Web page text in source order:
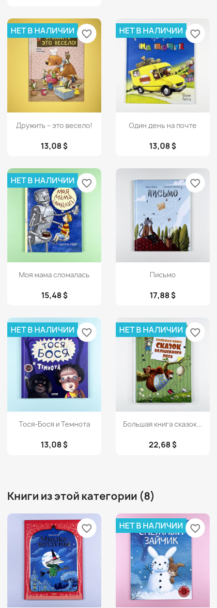
Просмотр
Дружить – это весело!
13,08 $
НЕТ В НАЛИЧИИ favorite_border
 Просмотр
Один день на почте
13,08 $
НЕТ В НАЛИЧИИ favorite_border
Просмотр
Моя мама сломалась
15,48 $
НЕТ В НАЛИЧИИ favorite_border
Просмотр
Письмо
17,88 $
favorite_border
Просмотр
Тося-Бося и Темнота
13,08 $
НЕТ В НАЛИЧИИ favorite_border
Просмотр
Большая книга сказок...
22,68 $
НЕТ В НАЛИЧИИ favorite_border
Книги из этой категории (8)
favorite_border НЕТ В НАЛИЧИИ favorite_border